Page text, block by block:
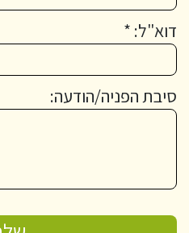
דוא"ל: *
סיבת הפניה/הודעה: